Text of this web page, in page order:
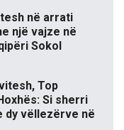
në arrati
një vajze në
Sokol
Top
Si sherri
dy vëllezërve në